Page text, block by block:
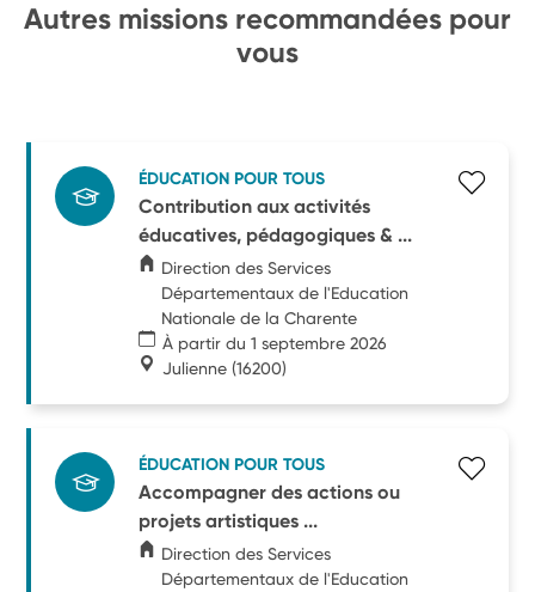
Autres missions recommandées pour
vous
ÉDUCATION POUR TOUS
Contribution aux activités
éducatives, pédagogiques & ...
Direction des Services
Départementaux de l'Education
Nationale de la Charente
À partir du 1 septembre 2026
Julienne (16200)
ÉDUCATION POUR TOUS
Accompagner des actions ou
projets artistiques ...
Direction des Services
Départementaux de l'Education